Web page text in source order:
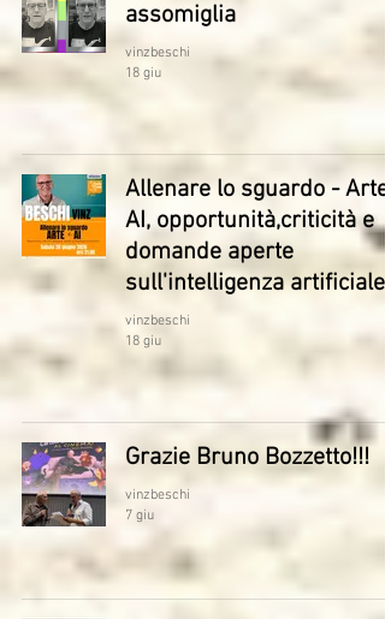
assomiglia
vinzbeschi
18 giu
Allenare lo sguardo - Arte
AI, opportunità,criticità e
domande aperte
sull'intelligenza artificiale
vinzbeschi
18 giu
Grazie Bruno Bozzetto!!!
vinzbeschi
7 giu